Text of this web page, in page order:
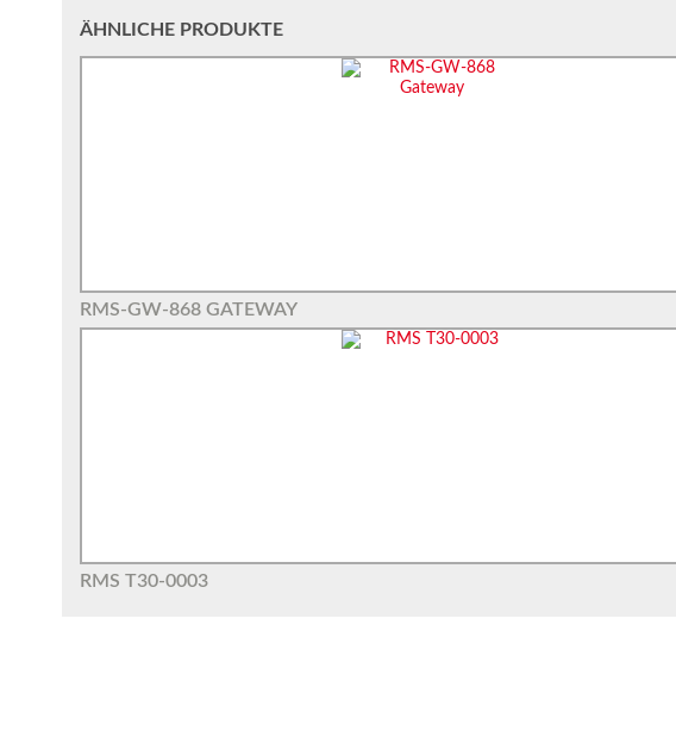
ÄHNLICHE PRODUKTE
RMS-GW-868 GATEWAY
RMS T30-0003